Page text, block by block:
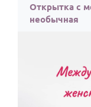
Открытка с
необычная